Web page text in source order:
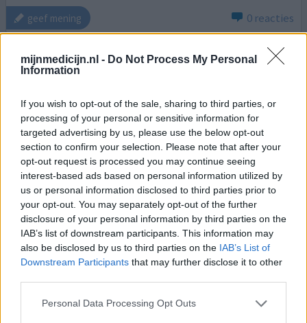
mijnmedicijn.nl - Do Not Process My Personal
Information
If you wish to opt-out of the sale, sharing to third parties, or
processing of your personal or sensitive information for
targeted advertising by us, please use the below opt-out
section to confirm your selection. Please note that after your
opt-out request is processed you may continue seeing
interest-based ads based on personal information utilized by
us or personal information disclosed to third parties prior to
your opt-out. You may separately opt-out of the further
disclosure of your personal information by third parties on the
IAB’s list of downstream participants. This information may
also be disclosed by us to third parties on the IAB’s List of
Downstream Participants that may further disclose it to other
Personal Data Processing Opt Outs
geef mening 0 reacties
Marvelon
ethinylestradiol/desogestrel (20/150ug)
Anticonceptie / zwangerschapspreventie
Effectiviteit
Hoeveelheid bijwerkingen
Ik slik de Marvelon voor zwangerschapspreventie. Al met
al vind ik het een erg fijne pil. Zo merk ik dat mijn huid
erop vooruit is gegaan sinds ik Marvelon gebruik. Wel
ervaar ik een verminderd libido sinds ik deze pil slik; dit
vind ik een erg vervelende bijwerking.
geef mening 0 reacties